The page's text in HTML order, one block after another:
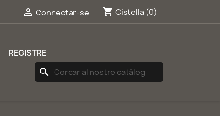
 Connectar-se shopping_cart Cistella (0)
REGISTRE
search